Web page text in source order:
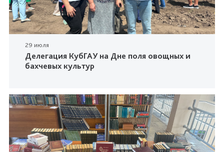
29 июля
Делегация КубГАУ на Дне поля овощных и
бахчевых культур